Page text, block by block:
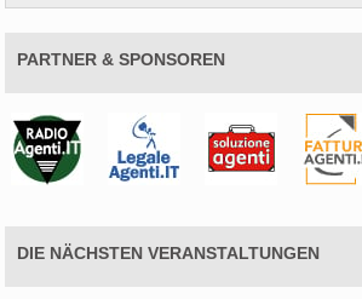
PARTNER & SPONSOREN
DIE NÄCHSTEN VERANSTALTUNGEN